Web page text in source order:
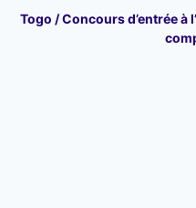
Togo / Concours d’entrée à